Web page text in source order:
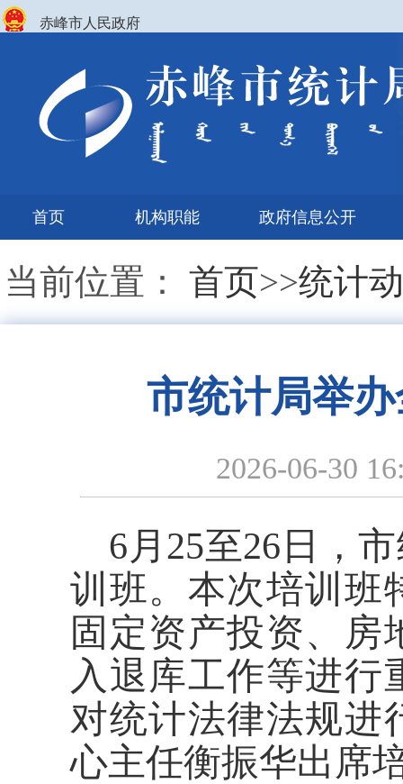
赤峰市人民政府
首页 机构职能 政府信息公开
当前位置： 首页>>统计
市统计局举
2026-06-30
6 月 25至26 日，
训班。 本次培训班
固 定资产投资、
房
入退库工作等进行
对统计法律法规进
心主任衡振华出席